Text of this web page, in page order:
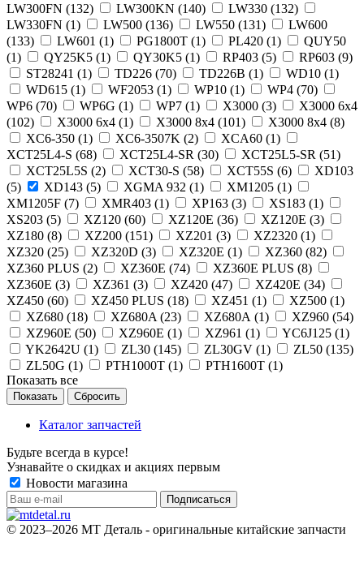
LW300FN (132) LW300KN (140) LW330 (132)
LW330FN (1) LW500 (136) LW550 (131)
LW600
(133) LW601 (1) PG1800T (1) PL420 (1)
QUY50
(1) QY25K5 (1) QY30K5 (1) RP403 (5) RP603 (9)
ST28241 (1) TD226 (70) TD226B (1) WD10 (1)
WD615 (1) WF2053 (1) WP10 (1) WP4 (70)
WP6 (70) WP6G (1) WP7 (1) X3000 (3)
X3000 6x4
(102) X3000 6х4 (1) X3000 8x4 (101) X3000 8х4 (8)
XC6-350 (1) XC6-3507K (2) XCA60 (1)
XCT25L4-S (68) XCT25L4-SR (30) XCT25L5-SR (51)
XCT25L5S (2) XCT30-S (58) XCT55S (6)
XD103
(5) XD143 (5) XGMA 932 (1) XM1205 (1)
XM1205F (7) XMR403 (1) XP163 (3) XS183 (1)
XS203 (5) XZ120 (60) XZ120E (36) XZ120Е (3)
XZ180 (8) XZ200 (151) XZ201 (3) XZ2320 (1)
XZ320 (25) XZ320D (3) XZ320E (1) XZ360 (82)
XZ360 PLUS (2) XZ360E (74) XZ360E PLUS (8)
XZ360Е (3) XZ361 (3) XZ420 (47) XZ420E (34)
XZ450 (60) XZ450 PLUS (18) XZ451 (1) XZ500 (1)
XZ680 (18) XZ680A (23) XZ680А (1) XZ960 (54)
XZ960E (50) XZ960Е (1) XZ961 (1) YC6J125 (1)
YK2642U (1) ZL30 (145) ZL30GV (1) ZL50 (135)
ZL50G (1) РТН1000Т (1) РТН1600Т (1)
Показать все
Сбросить
Каталог запчастей
Будьте всегда в курсе!
Узнавайте о скидках и акциях первым
Новости магазина
© 2023–2026 МТ Деталь - оригинальные китайские запчасти